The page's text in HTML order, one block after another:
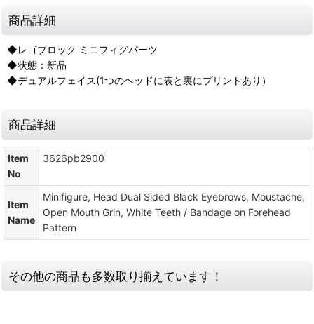
商品詳細
◆レゴブロック ミニフィグパーツ
◆状態：新品
◆デュアルフェイス(1つのヘッドに表と裏にプリントあり）
商品詳細
Item
No
3626pb2900
Item
Name
Minifigure, Head Dual Sided Black Eyebrows, Moustache,
Open Mouth Grin, White Teeth / Bandage on Forehead
Pattern
その他の商品も多数取り揃えています！